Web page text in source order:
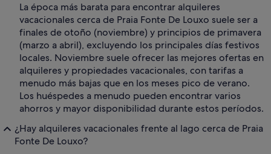
La época más barata para encontrar alquileres
vacacionales cerca de Praia Fonte De Louxo suele ser a
finales de otoño (noviembre) y principios de primavera
(marzo a abril), excluyendo los principales días festivos
locales. Noviembre suele ofrecer las mejores ofertas en
alquileres y propiedades vacacionales, con tarifas a
menudo más bajas que en los meses pico de verano.
Los huéspedes a menudo pueden encontrar varios
ahorros y mayor disponibilidad durante estos períodos.
¿Hay alquileres vacacionales frente al lago cerca de Praia
Fonte De Louxo?